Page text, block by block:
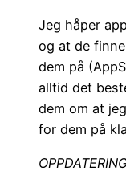
Jeg håper
og at de
dem på
alltid det
dem om at
for dem på